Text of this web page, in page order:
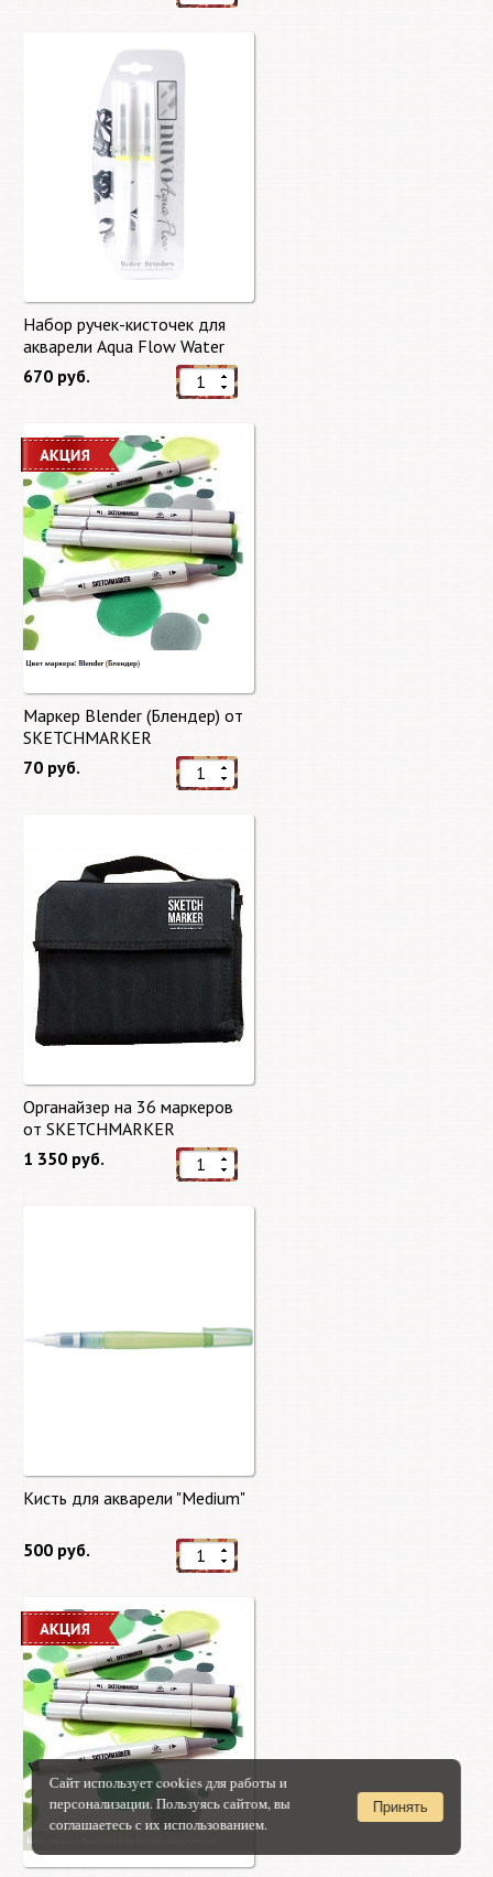
Набор ручек-кисточек для
акварели Aqua Flow Water
Brushes
670 руб.
Маркер Blender (Блендер) от
SKETCHMARKER
70 руб.
Органайзер на 36 маркеров
от SKETCHMARKER
1 350 руб.
Кисть для акварели "Medium"
500 руб.
Сайт использует cookies для работы и
персонализации. Пользуясь сайтом, вы
соглашаетесь с их использованием.
Принять